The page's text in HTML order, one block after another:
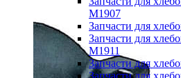
M1907
Запчасти для
Запчасти для
M1911
Запчасти для
Запчасти для